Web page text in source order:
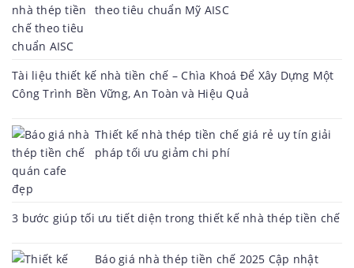
theo tiêu chuẩn Mỹ AISC
Tài liệu thiết kế nhà tiền chế – Chìa Khoá Để Xây Dựng Một
Công Trình Bền Vững, An Toàn và Hiệu Quả
Thiết kế nhà thép tiền chế giá rẻ uy tín giải
pháp tối ưu giảm chi phí
3 bước giúp tối ưu tiết diện trong thiết kế nhà thép tiền chế
Báo giá nhà thép tiền chế 2025 Cập nhật